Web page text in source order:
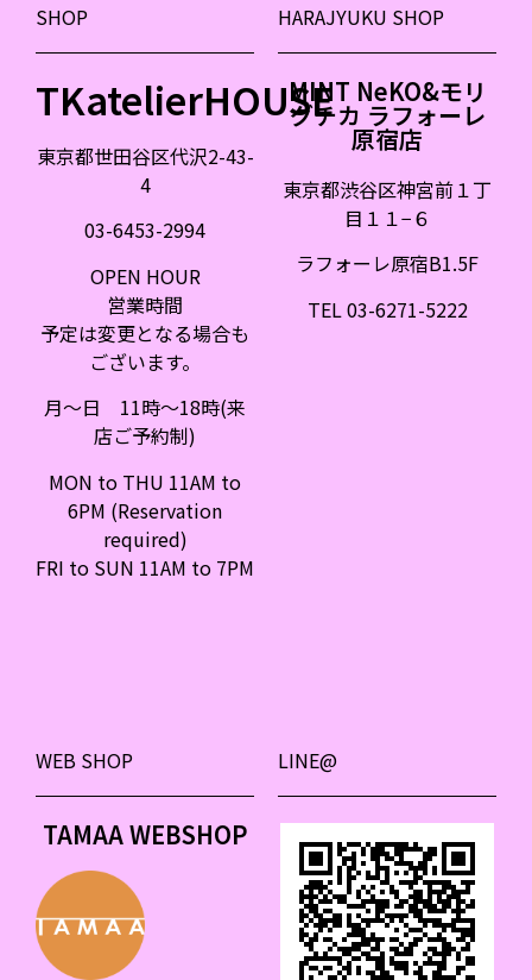
SHOP
TKatelierHOUSE
東京都世田谷区代沢2-43-
4
03-6453-2994
OPEN HOUR
営業時間
予定は変更となる場合も
ございます。
月〜日 11時〜18時(来
店ご予約制)
MON to THU 11AM to
6PM (Reservation
required)
FRI to SUN 11AM to 7PM
HARAJYUKU SHOP
MINT NeKO&モリ
グチカ ラフォーレ
原宿店
東京都渋谷区神宮前１丁
目１１−６
ラフォーレ原宿B1.5F
TEL 03-6271-5222
WEB SHOP
TAMAA WEBSHOP
LINE@